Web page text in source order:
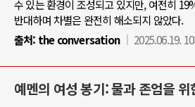
수 있는 환경이 조성되고 있지만, 여전히
반대하며 차별은 완전히 해소되지 않았다.
출처: the conversation 2025.06.19.
예멘의 여성 봉기: 물과 존엄을 위